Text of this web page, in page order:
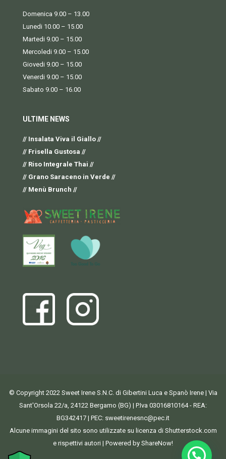
Domenica 9.00 – 13.00
Lunedi 10.00 – 15.00
Martedi 9.00 – 15.00
Mercoledi 9.00 – 15.00
Giovedi 9.00 – 15.00
Venerdi 9.00 – 15.00
Sabato 9.00 – 16.00
ULTIME NEWS
// Insalata Viva il Giallo //
// Frisella Gustosa //
// Riso Integrale Thai //
// Grano Saraceno in Verde //
// Menù Brunch //
© Copyright 2022 Sweet Irene S.N.C. di Gibertini Luca e Spanò Irene | Via
Sant'Orsola 22/a, 24122 Bergamo (BG) | P.Iva 03016810164 - REA:
BG342417 | PEC: sweetirenesnc@pec.it
Alcune immagini del sito sono utilizzate su licenza di Shutterstock.com
e rispettivi autori | Powered by ShareNow!